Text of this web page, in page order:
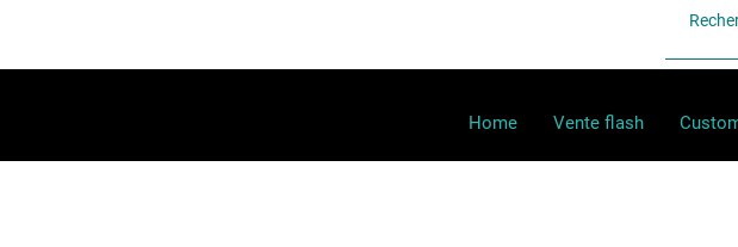
Home Vente flash